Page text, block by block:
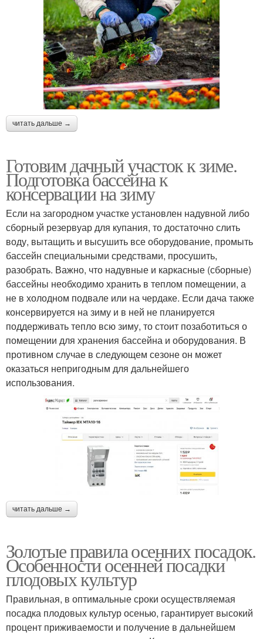
читать дальше →
Готовим дачный участок к зиме.
Подготовка бассейна к
консервации на зиму
Если на загородном участке установлен надувной либо
сборный резервуар для купания, то достаточно слить
воду, вытащить и высушить все оборудование, промыть
бассейн специальными средствами, просушить,
разобрать. Важно, что надувные и каркасные (сборные)
бассейны необходимо хранить в теплом помещении, а
не в холодном подвале или на чердаке. Если дача также
консервируется на зиму и в ней не планируется
поддерживать тепло всю зиму, то стоит позаботиться о
помещении для хранения бассейна и оборудования. В
противном случае в следующем сезоне он может
оказаться непригодным для дальнейшего
использования.
читать дальше →
Золотые правила осенних посадок.
Особенности осенней посадки
плодовых культур
Правильная, в оптимальные сроки осуществляемая
посадка плодовых культур осенью, гарантирует высокий
процент приживаемости и получение в дальнейшем